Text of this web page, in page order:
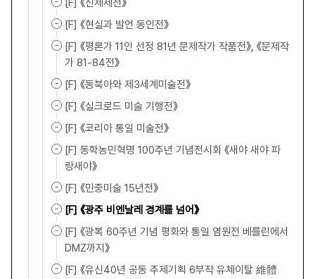
[F] 《신체제전》
[F] 《현실과 발언 동인전》
[F] 《평론가 11인 선정 81년 문제작가 작품전》, 《문제작
가 81-84전》
[F] 《동북아와 제3세계미술전》
[F] 《실크로드 미술 기행전》
[F] 《코리아 통일 미술전》
[F] 동학농민혁명 100주년 기념전시회 《새야 새야 파
랑새야》
[F] 《민중미술 15년전》
[F] 《광주 비엔날레 경계를 넘어》
[F] 《광복 60주년 기념 평화와 통일 염원전 베를린에서
DMZ까지》
[F] 《유신40년 공동 주제기획 6부작 유체이탈 維體離